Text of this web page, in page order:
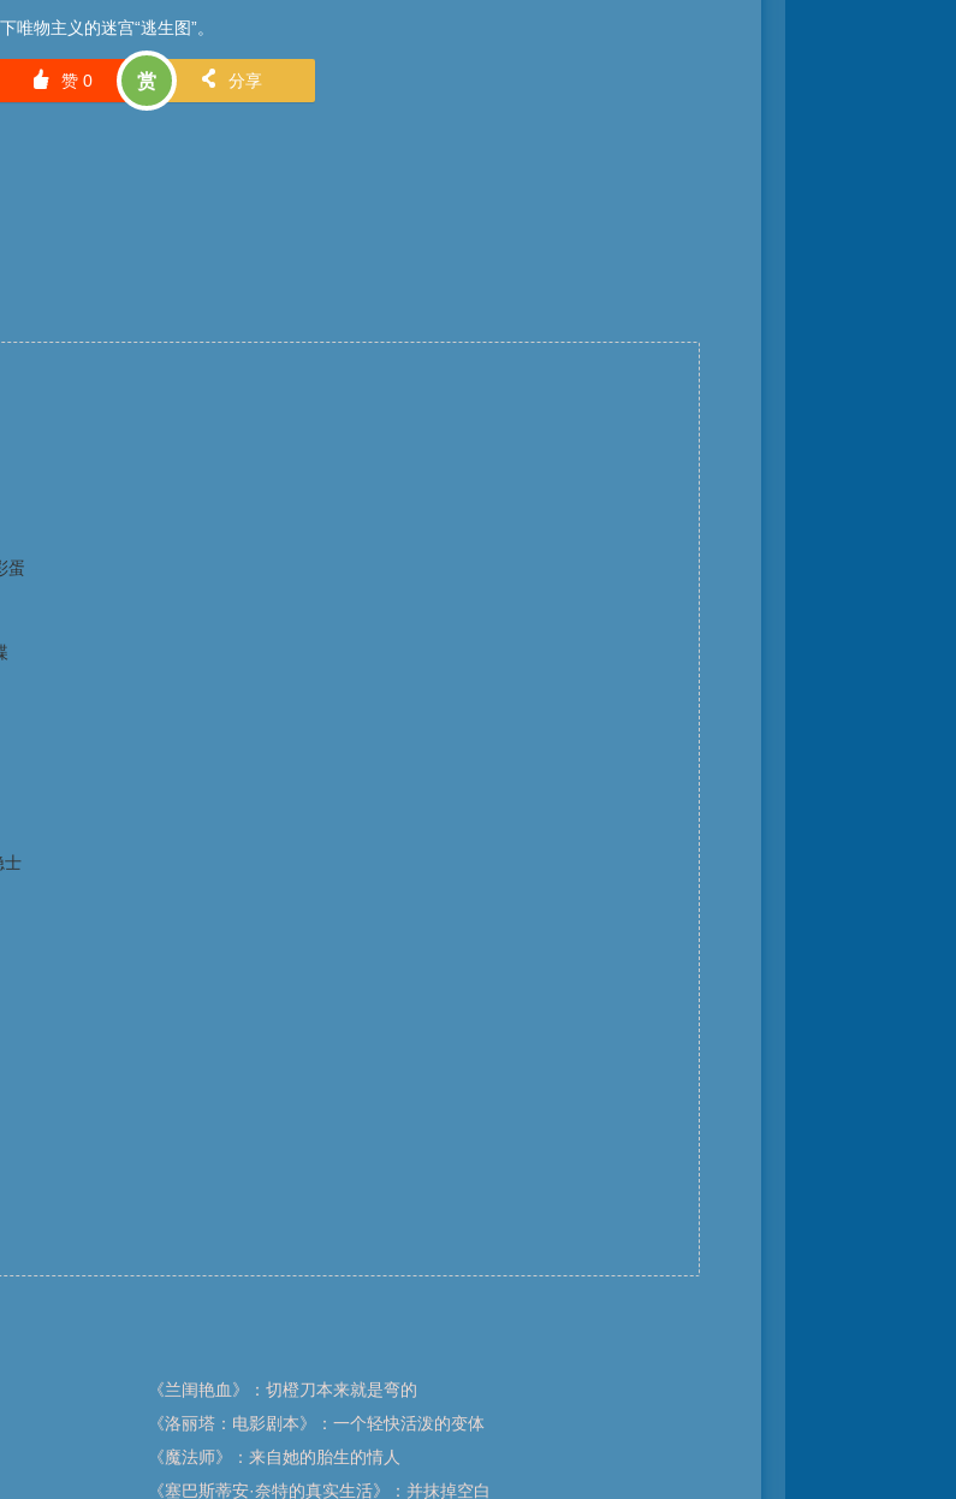
物主义的迷宫“逃生图”。
󰄼 赞 0 赏 󰄯 分享
蛋
士
《兰闺艳血》：切橙刀本来就是弯的
《洛丽塔：电影剧本》：一个轻快活泼的变体
《魔法师》：来自她的胎生的情人
《塞巴斯蒂安·奈特的真实生活》：并抹掉空白